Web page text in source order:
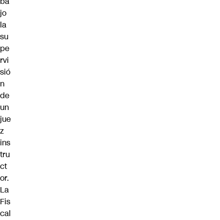
jo
la
su
pe
rvi
sió
n
de
un
jue
z
ins
tru
ct
or.
La
Fis
cal